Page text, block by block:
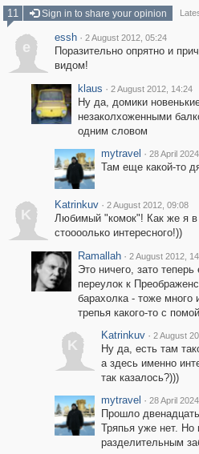
11
Sign in to share your opinion
e
essh · 2 August 2012, 05:24
Поразительно опрятно и
видом!
klaus · 2 August 2012, 14:24
Ну да, домики
незаколхоженными
одним словом
mytravel · 28 April
Там еще какой-то
K
Katrinkuv · 2 August 2012, 09:08
Любимый "комок"! Как же я
стоооолько интересного!))
Ramallah · 2 August 2012,
Это ничего, зато
переулок к
барахолка - тоже много
трепья какого-то с
K
Katrinkuv · 2 August
Ну да, есть там
а здесь именно
так казалось?)))
mytravel · 28 April
Прошло
Тряпья уже нет. Но
разделительным